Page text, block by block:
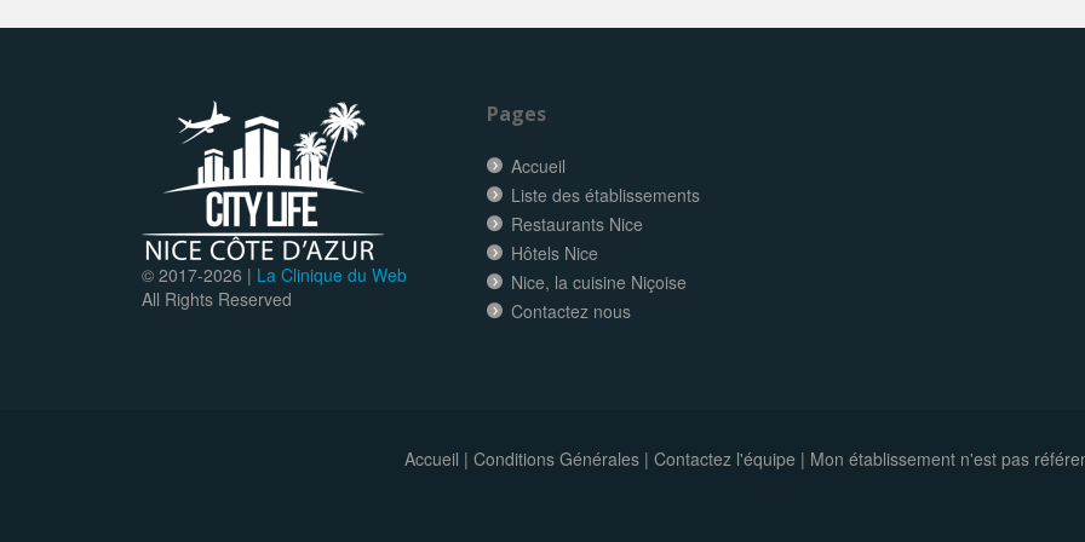
© 2017-2026 | La Clinique du Web
All Rights Reserved
Pages
Accueil
Liste des établissements
Restaurants Nice
Hôtels Nice
Nice, la cuisine Niçoise
Contactez nous
Accueil | Conditions Générales| Contactez l'équipe | Mon établissement n'est pas